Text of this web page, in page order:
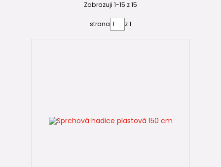
Zobrazuji 1-15 z 15
strana z 1